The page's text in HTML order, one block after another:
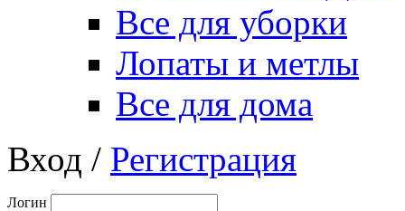
Все для уборки
Лопаты и метлы
Все для дома
Вход / Регистрация
Логин